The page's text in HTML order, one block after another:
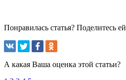
Понравилась статья? Поделитесь ей
А какая Ваша оценка этой статьи?